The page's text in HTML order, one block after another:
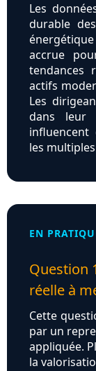
Les
durable
accrue
tendances
actifs
Les
dans leur
influencent
les
EN
Question
réelle à
Cette
par un
appliquée.
la